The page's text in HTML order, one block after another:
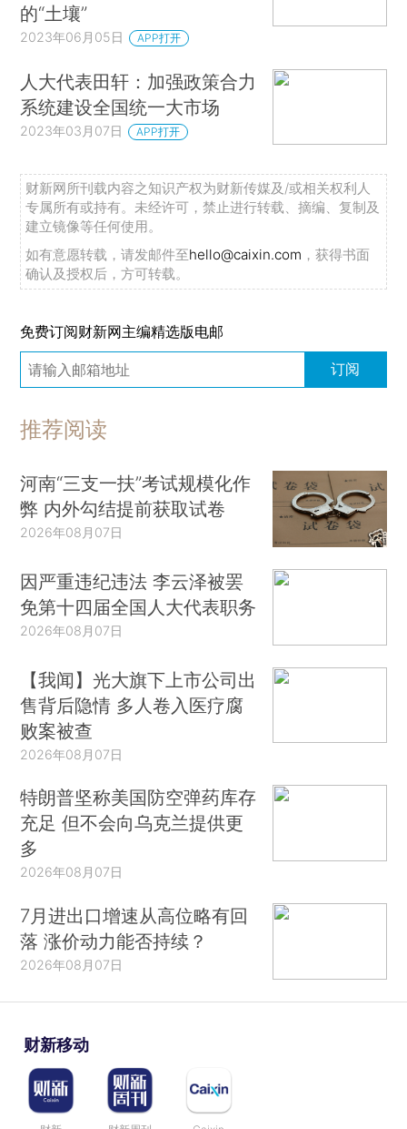
的“土壤”
2023年06月05日 APP打开
人大代表田轩：加强政策合力
系统建设全国统一大市场
2023年03月07日 APP打开
财新网所刊载内容之知识产权为财新传媒及/或相关权利人
专属所有或持有。未经许可，禁止进行转载、摘编、复制及
建立镜像等任何使用。
如有意愿转载，请发邮件至hello@caixin.com ，获得书面
确认及授权后，方可转载。
免费订阅财新网主编精选版电邮
订阅
推荐阅读
河南“三支一扶”考试规模化作
弊 内外勾结提前获取试卷
2026年08月07日
因严重违纪违法 李云泽被罢
免第十四届全国人大代表职务
2026年08月07日
【我闻】光大旗下上市公司出
售背后隐情 多人卷入医疗腐
败案被查
2026年08月07日
特朗普坚称美国防空弹药库存
充足 但不会向乌克兰提供更
多
2026年08月07日
7月进出口增速从高位略有回
落 涨价动力能否持续？
2026年08月07日
财新移动